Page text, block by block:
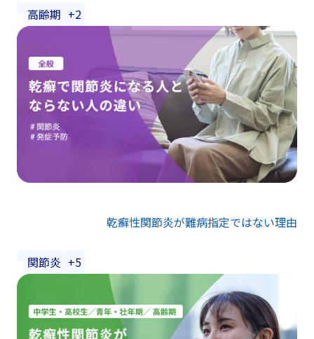
高齢期 +2
乾癬性関節炎が難病指定ではない理由
関節炎 +5